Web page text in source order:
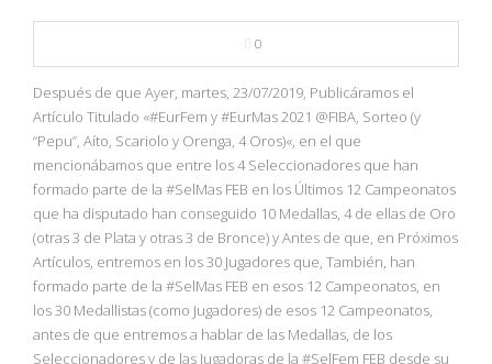
0
Después de que Ayer, martes, 23/07/2019, Publicáramos el
Artículo Titulado «#EurFem y #EurMas 2021 @FIBA, Sorteo (y
“Pepu”, Aíto, Scariolo y Orenga, 4 Oros)«, en el que
mencionábamos que entre los 4 Seleccionadores que han
formado parte de la #SelMas FEB en los Últimos 12 Campeonatos
que ha disputado han conseguido 10 Medallas, 4 de ellas de Oro
(otras 3 de Plata y otras 3 de Bronce) y Antes de que, en Próximos
Artículos, entremos en los 30 Jugadores que, También, han
formado parte de la #SelMas FEB en esos 12 Campeonatos, en
los 30 Medallistas (como Jugadores) de esos 12 Campeonatos,
antes de que entremos a hablar de las Medallas, de los
Seleccionadores y de las Jugadoras de la #SelFem FEB desde su